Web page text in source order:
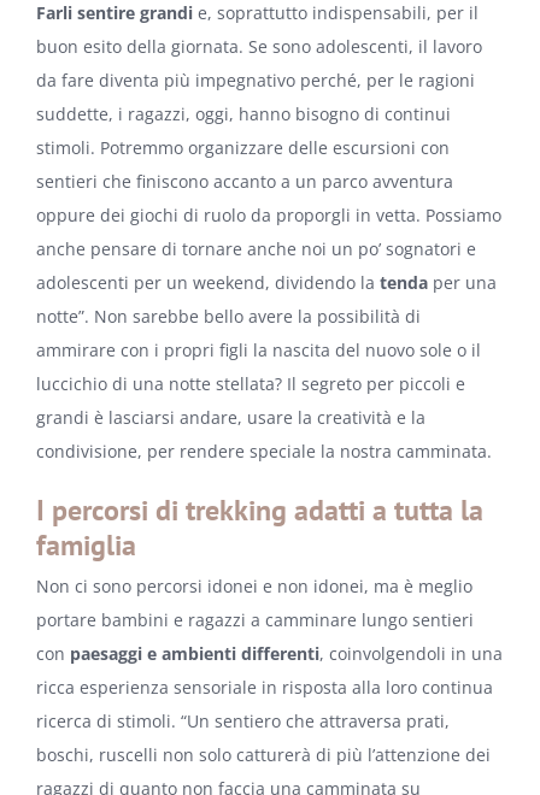
Farli sentire grandi e, soprattutto indispensabili, per il
buon esito della giornata. Se sono adolescenti, il lavoro
da fare diventa più impegnativo perché, per le ragioni
suddette, i ragazzi, oggi, hanno bisogno di continui
stimoli. Potremmo organizzare delle escursioni con
sentieri che finiscono accanto a un parco avventura
oppure dei giochi di ruolo da proporgli in vetta. Possiamo
anche pensare di tornare anche noi un po’ sognatori e
adolescenti per un weekend, dividendo la tenda per una
notte”. Non sarebbe bello avere la possibilità di
ammirare con i propri figli la nascita del nuovo sole o il
luccichio di una notte stellata? Il segreto per piccoli e
grandi è lasciarsi andare, usare la creatività e la
condivisione, per rendere speciale la nostra camminata.
I percorsi di trekking adatti a tutta la
famiglia
Non ci sono percorsi idonei e non idonei, ma è meglio
portare bambini e ragazzi a camminare lungo sentieri
con paesaggi e ambienti differenti, coinvolgendoli in una
ricca esperienza sensoriale in risposta alla loro continua
ricerca di stimoli. “Un sentiero che attraversa prati,
boschi, ruscelli non solo catturerà di più l’attenzione dei
ragazzi di quanto non faccia una camminata su